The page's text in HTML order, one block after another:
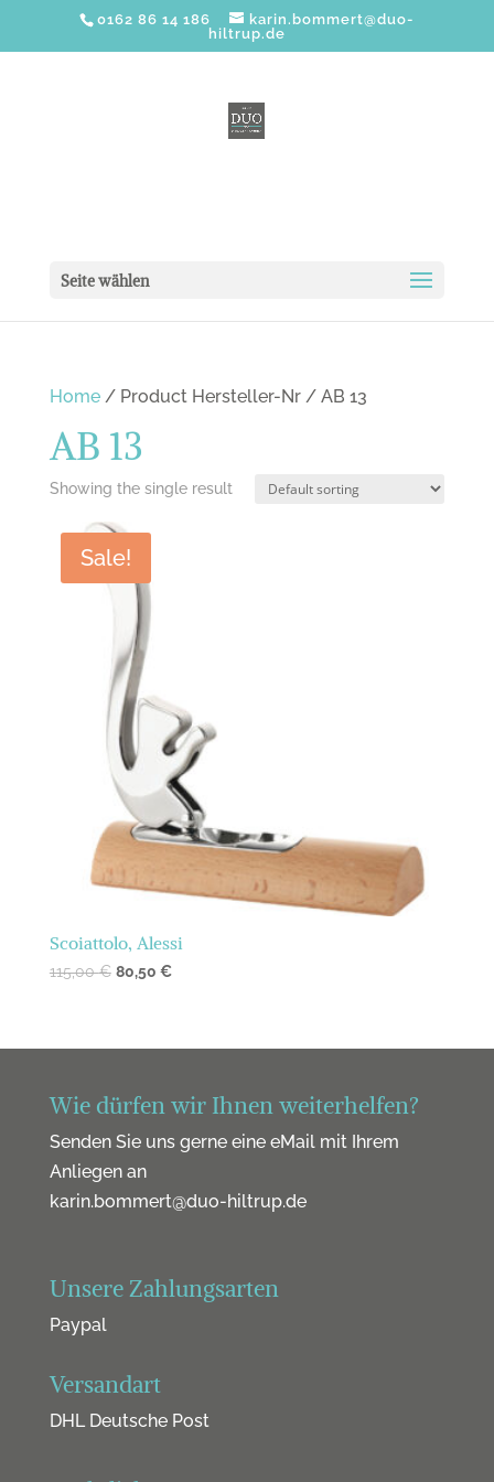
0162 86 14 186
karin.bommert@duo-
hiltrup.de
Seite wählen
Home/ Product Hersteller-Nr / AB 13
AB 13
Showing the single result
Sale!
Scoiattolo, Alessi
115,00€ 80,50 €
Wie dürfen wir Ihnen weiterhelfen?
Senden Sie uns gerne eine eMail mit Ihrem
Anliegen an
karin.bommert@duo-hiltrup.de
Unsere Zahlungsarten
Paypal
Versandart
DHL Deutsche Post